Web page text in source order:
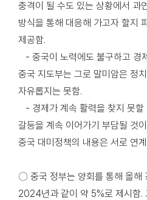
충격이 될 수도 있는 상황에서 과
방식을 통해 대응해 가고자 할지
제공함.
- 중국이 노력에도 불구하고 경
중국 지도부는 그로 말미암은 정
자유롭지는 못함.
- 경제가 계속 활력을 찾지 못할
갈등을 계속 이어가기 부담될 것
중국 대미정책의 내용은 서로 연
〇 중국 정부는 양회를 통해 올해
2024년과 같이 약 5%로 제시함.